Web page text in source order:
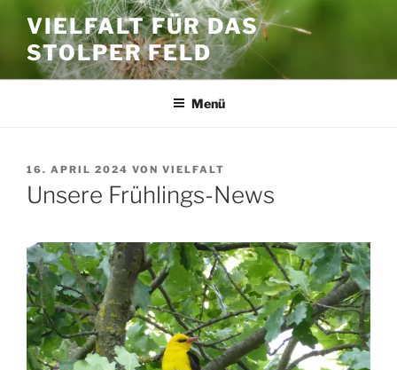
Inhalt
springen
VIELFALT FÜR DAS
STOLPER FELD
Menü
VERÖFFENTLICHT
AM
16. APRIL 2024 VON VIELFALT
Unsere Frühlings-News